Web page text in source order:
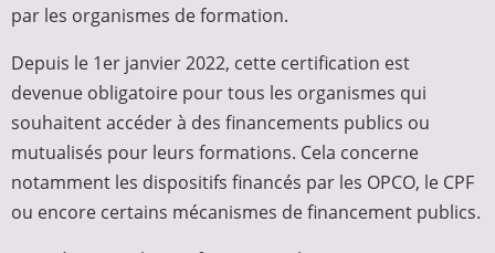
par les organismes de formation.
Depuis le 1er janvier 2022, cette certification est
devenue obligatoire pour tous les organismes qui
souhaitent accéder à des financements publics ou
mutualisés pour leurs formations. Cela concerne
notamment les dispositifs financés par les OPCO, le CPF
ou encore certains mécanismes de financement publics.